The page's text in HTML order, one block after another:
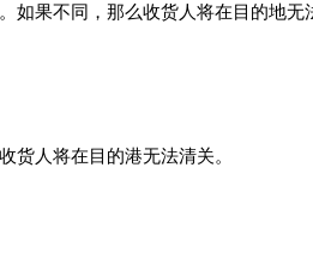
如果不同，那么收货人将在目的地无
货人将在目的港无法清关。